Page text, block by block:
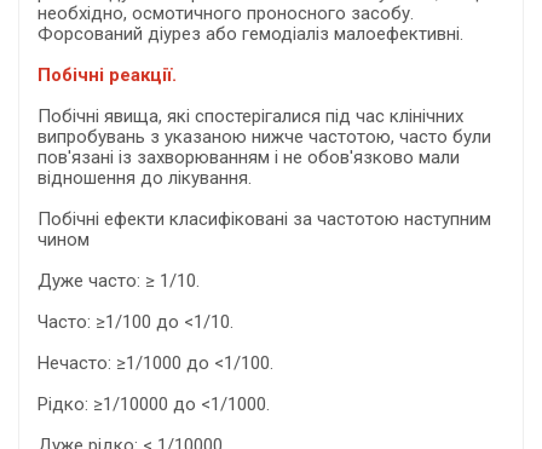
необхідно, осмотичного проносного засобу.
Форсований діурез або гемодіаліз малоефективні.
Побічні реакції.
Побічні явища, які спостерігалися під час клінічних
випробувань з указаною нижче частотою, часто були
пов'язані із захворюванням і не обов'язково мали
відношення до лікування.
Побічні ефекти класифіковані за частотою наступним
чином
Дуже часто: ≥ 1/10.
Часто: ≥1/100 до <1/10.
Нечасто: ≥1/1000 до <1/100.
Рідко: ≥1/10000 до <1/1000.